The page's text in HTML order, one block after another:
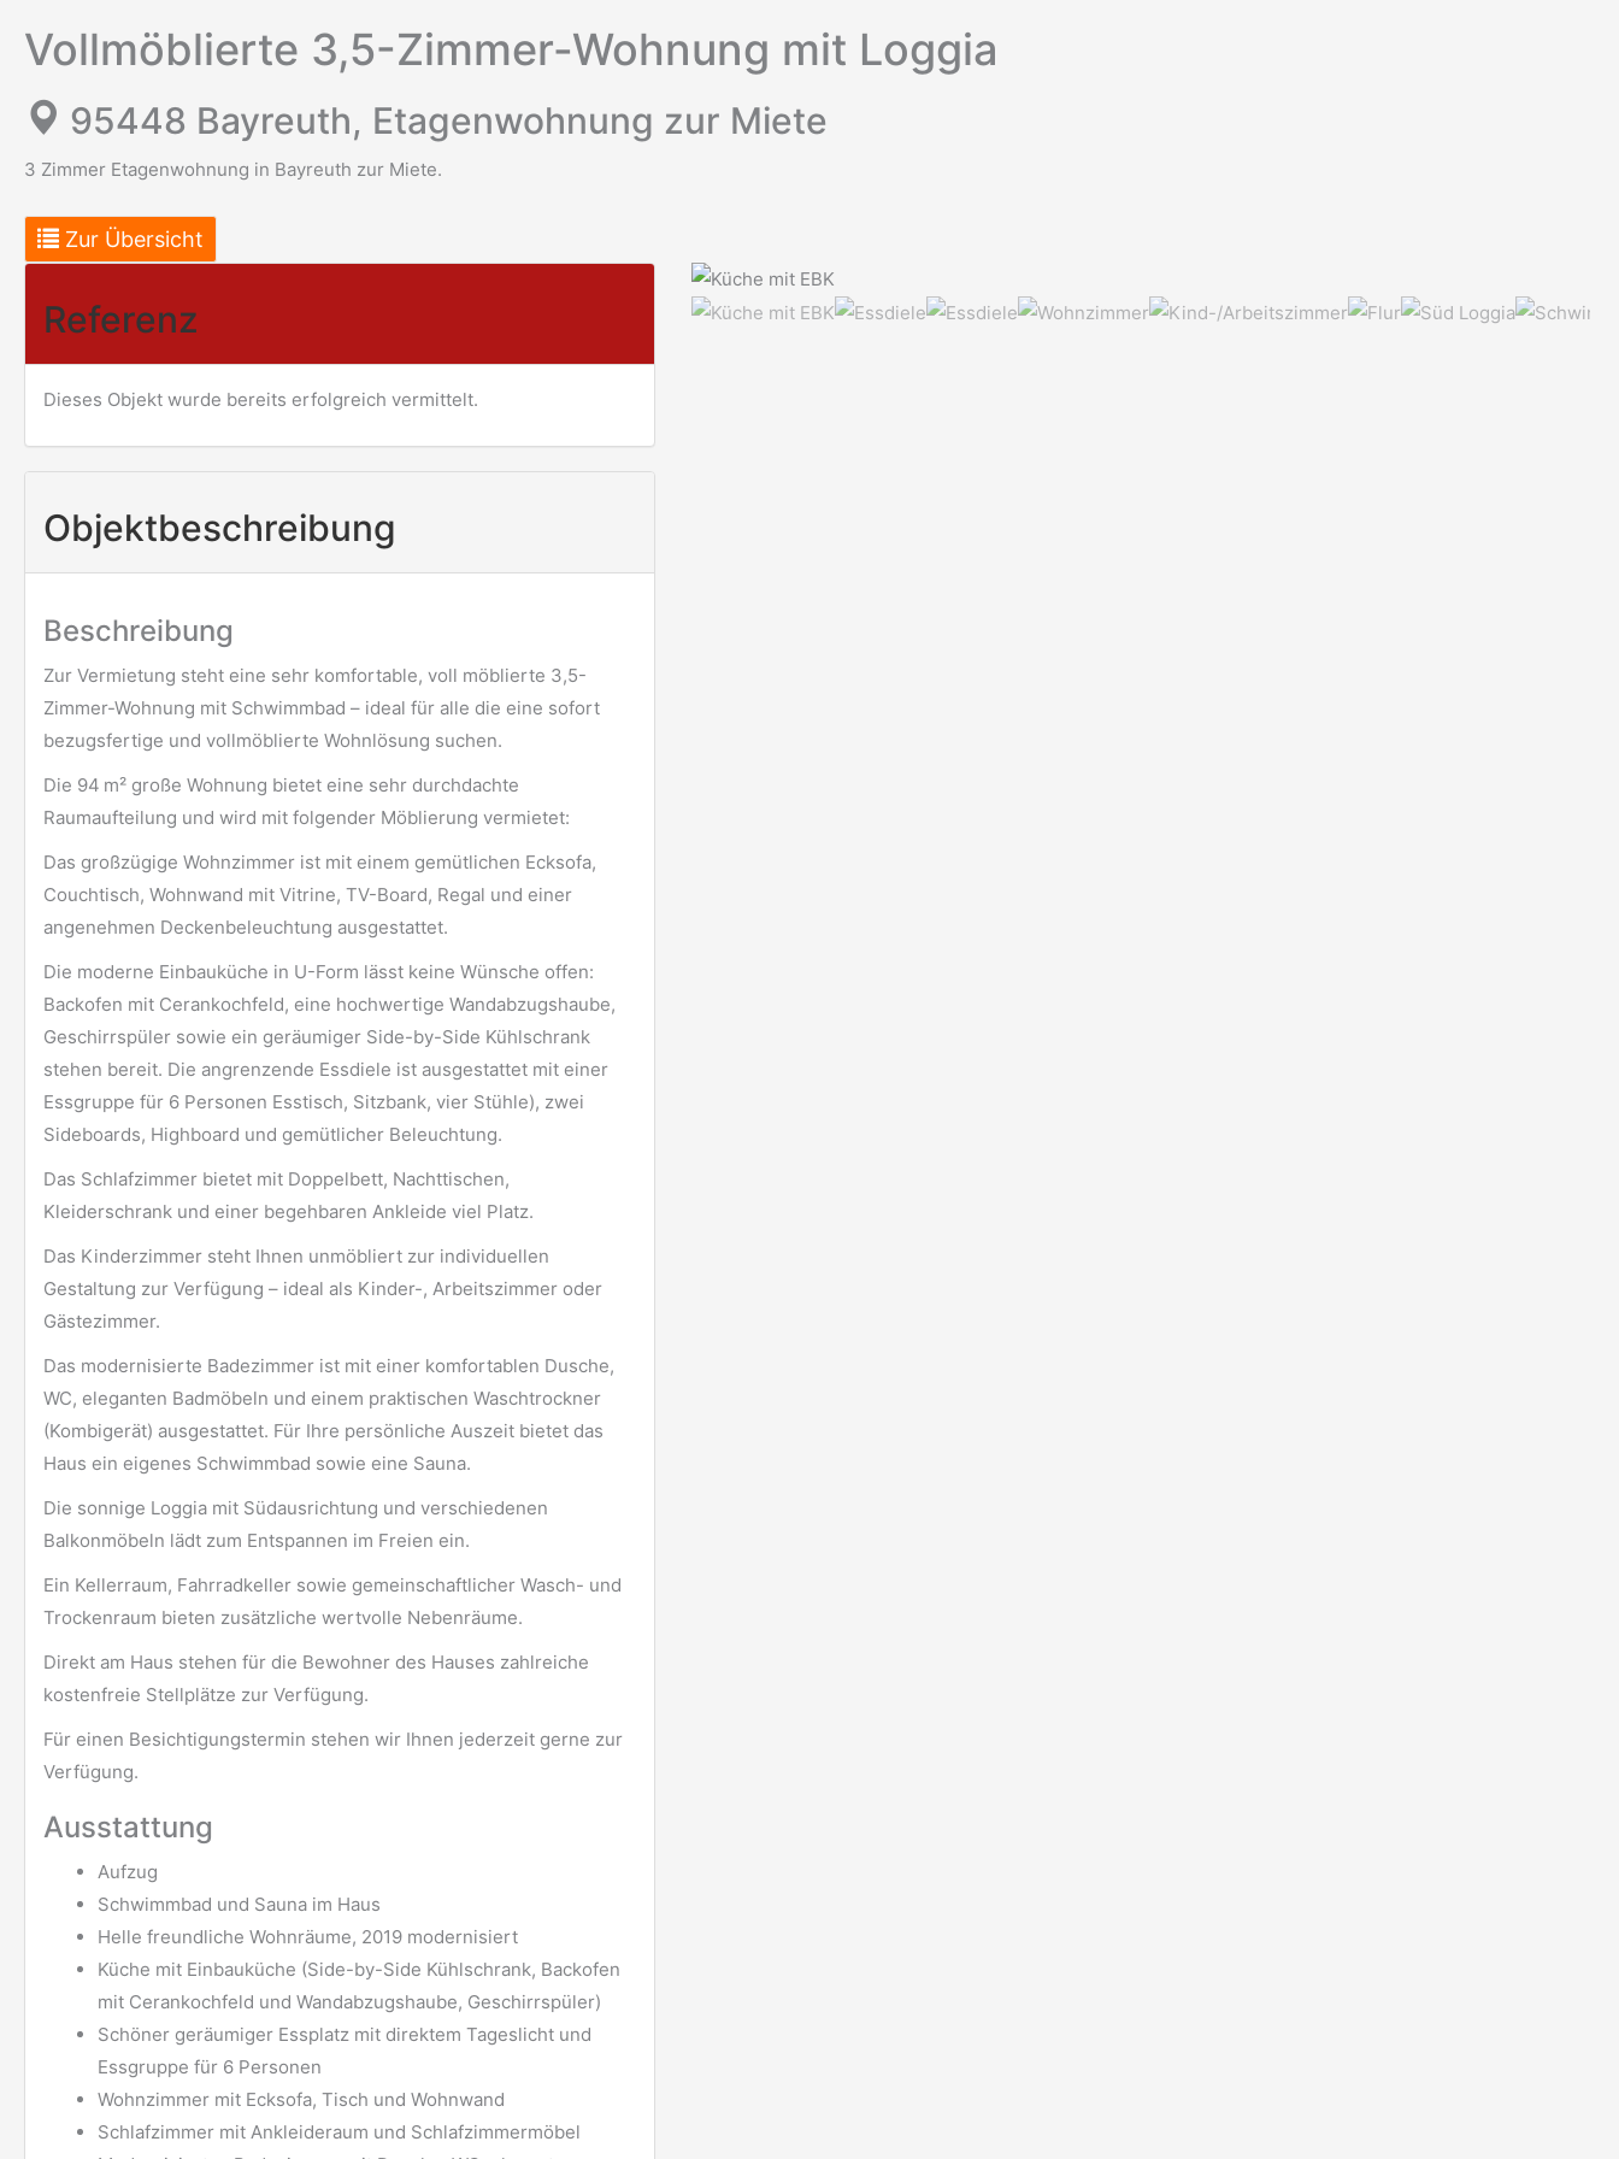
Vollmöblierte 3,5-Zimmer-Wohnung mit Loggia
95448 Bayreuth, Etagenwohnung zur Miete
3 Zimmer Etagenwohnung in Bayreuth zur Miete.
Zur Übersicht
Referenz
Dieses Objekt wurde bereits erfolgreich vermittelt.
Objekt­beschreibung
Beschreibung
Zur Vermietung steht eine sehr komfortable, voll möblierte 3,5-
Zimmer-Wohnung mit Schwimmbad – ideal für alle die eine sofort
bezugsfertige und vollmöblierte Wohnlösung suchen.
Die 94 m² große Wohnung bietet eine sehr durchdachte
Raumaufteilung und wird mit folgender Möblierung vermietet:
Das großzügige Wohnzimmer ist mit einem gemütlichen Ecksofa,
Couchtisch, Wohnwand mit Vitrine, TV-Board, Regal und einer
angenehmen Deckenbeleuchtung ausgestattet.
Die moderne Einbauküche in U-Form lässt keine Wünsche offen:
Backofen mit Cerankochfeld, eine hochwertige Wandabzugshaube,
Geschirrspüler sowie ein geräumiger Side-by-Side Kühlschrank
stehen bereit. Die angrenzende Essdiele ist ausgestattet mit einer
Essgruppe für 6 Personen Esstisch, Sitzbank, vier Stühle), zwei
Sideboards, Highboard und gemütlicher Beleuchtung.
Das Schlafzimmer bietet mit Doppelbett, Nachttischen,
Kleiderschrank und einer begehbaren Ankleide viel Platz.
Das Kinderzimmer steht Ihnen unmöbliert zur individuellen
Gestaltung zur Verfügung – ideal als Kinder-, Arbeitszimmer oder
Gästezimmer.
Das modernisierte Badezimmer ist mit einer komfortablen Dusche,
WC, eleganten Badmöbeln und einem praktischen Waschtrockner
(Kombigerät) ausgestattet. Für Ihre persönliche Auszeit bietet das
Haus ein eigenes Schwimmbad sowie eine Sauna.
Die sonnige Loggia mit Südausrichtung und verschiedenen
Balkonmöbeln lädt zum Entspannen im Freien ein.
Ein Kellerraum, Fahrradkeller sowie gemeinschaftlicher Wasch- und
Trockenraum bieten zusätzliche wertvolle Nebenräume.
Direkt am Haus stehen für die Bewohner des Hauses zahlreiche
kostenfreie Stellplätze zur Verfügung.
Für einen Besichtigungstermin stehen wir Ihnen jederzeit gerne zur
Verfügung.
Ausstattung
Aufzug
Schwimmbad und Sauna im Haus
Helle freundliche Wohnräume, 2019 modernisiert
Küche mit Einbauküche (Side-by-Side Kühlschrank, Backofen
mit Cerankochfeld und Wandabzugshaube, Geschirrspüler)
Schöner geräumiger Essplatz mit direktem Tageslicht und
Essgruppe für 6 Personen
Wohnzimmer mit Ecksofa, Tisch und Wohnwand
Schlafzimmer mit Ankleideraum und Schlafzimmermöbel